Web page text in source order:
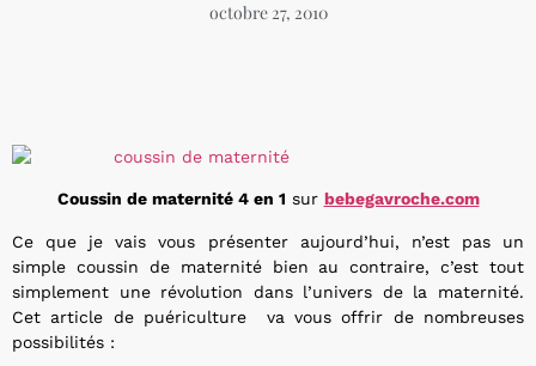
octobre 27, 2010
Coussin de maternité 4 en 1 sur bebegavroche.com
Ce que je vais vous présenter aujourd’hui, n’est pas un
simple coussin de maternité bien au contraire, c’est tout
simplement une révolution dans l’univers de la maternité.
Cet article de puériculture va vous offrir de nombreuses
possibilités :